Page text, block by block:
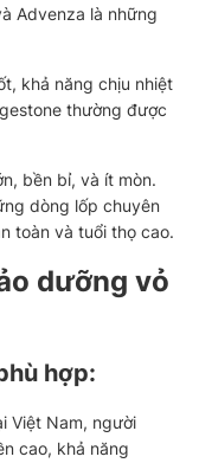
Advenza là những
khả năng chịu nhiệt
thường được
bền bỉ, và ít mòn.
dòng lốp chuyên
toàn và tuổi thọ cao.
dưỡng vỏ
hợp:
Việt Nam, người
cao, khả năng